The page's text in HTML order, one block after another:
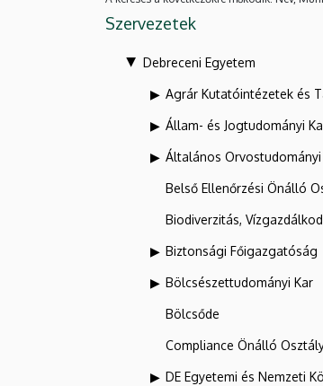
Szervezetek
Debreceni Egyetem
Agrár Kutatóintézetek és
Állam- és Jogtudományi
Általános Orvostudományi
Belső Ellenőrzési Önálló
Biodiverzitás,
Biztonsági Főigazgatóság
Bölcsészettudományi Kar
Bölcsőde
Compliance Önálló
DE Egyetemi és Nemzeti